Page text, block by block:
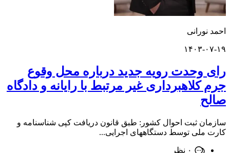
۱۹
رویه جدید درباره محل وقوع
غیر مرتبط با رایانه و دادگاه
ثبت احوال کشور: طبق قانون دریافت کپی شناسنامه و
توسط دستگاههای اجرایی...
۰ نظر